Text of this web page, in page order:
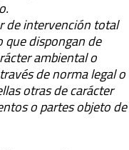
de intervención total
que dispongan de
ambiental o
de norma legal o
otras de carácter
o partes objeto de